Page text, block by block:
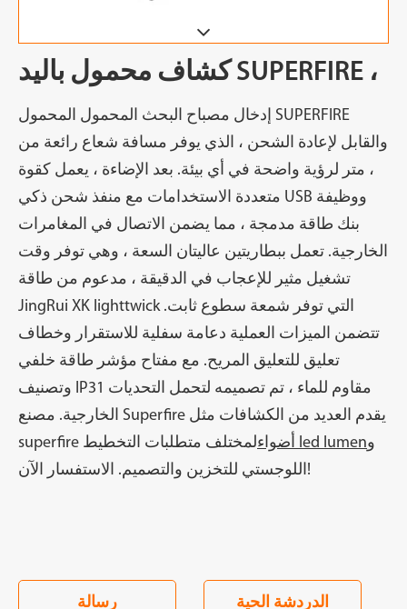
كشاف محمول باليد SUPERFIRE ،
إدخال مصباح البحث المحمول المحمول SUPERFIRE
والقابل لإعادة الشحن ، الذي يوفر مسافة شعاع رائعة من
، متر لرؤية واضحة في أي بيئة. بعد الإضاءة ، يعمل كقوة
متعددة الاستخدامات مع منفذ شحن ذكي USB ووظيفة
بنك طاقة مدمجة ، مما يضمن الاتصال في المغامرات
الخارجية. تعمل ببطاريتين عاليتان السعة ، وهي توفر وقت
تشغيل مثير للإعجاب في الدقيقة ، مدعوم من طاقة
JingRui XK lighttwick التي توفر شمعة سطوع ثابت.
تتضمن الميزات العملية دعامة سفلية للاستقرار وخطاف
تعليق للتعليق المريح. مع مفتاح مؤشر طاقة خلفي
وتصنيف IP31 مقاوم للماء ، تم تصميمه لتحمل التحديات
الخارجية. مصنع Superfire يقدم العديد من الكشافات مثل
superfire وأضواء led lumen
لمختلف متطلبات التخطيط
اللوجستي للتخزين والتصميم. الاستفسار الآن!
رسالة الدردشة الحية